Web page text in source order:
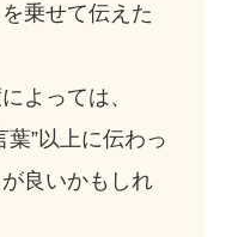
乗せて伝えた
よっては、
葉”以上に伝わっ
良いかもしれ